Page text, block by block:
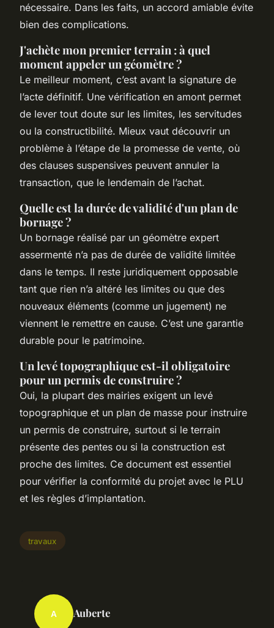
nécessaire. Dans les faits, un accord amiable évite
bien des complications.
J'achète mon premier terrain : à quel
moment appeler un géomètre ?
Le meilleur moment, c’est avant la signature de
l’acte définitif. Une vérification en amont permet
de lever tout doute sur les limites, les servitudes
ou la constructibilité. Mieux vaut découvrir un
problème à l’étape de la promesse de vente, où
des clauses suspensives peuvent annuler la
transaction, que le lendemain de l’achat.
Quelle est la durée de validité d'un plan de
bornage ?
Un bornage réalisé par un géomètre expert
assermenté n’a pas de durée de validité limitée
dans le temps. Il reste juridiquement opposable
tant que rien n’a altéré les limites ou que des
nouveaux éléments (comme un jugement) ne
viennent le remettre en cause. C’est une garantie
durable pour le patrimoine.
Un levé topographique est-il obligatoire
pour un permis de construire ?
Oui, la plupart des mairies exigent un levé
topographique et un plan de masse pour instruire
un permis de construire, surtout si le terrain
présente des pentes ou si la construction est
proche des limites. Ce document est essentiel
pour vérifier la conformité du projet avec le PLU
et les règles d’implantation.
travaux
A Auberte